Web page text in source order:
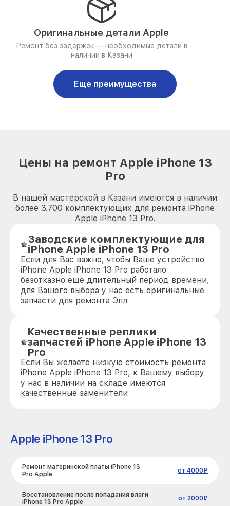
Оригинальные детали Apple
Ремонт без задержек — необходимые детали в
наличии в Казани
Еще преимущества
Цены на ремонт Apple iPhone 13
Pro
В нашей мастерской в Казани имеются в наличии
более 3.700 комплектующих для ремонта iPhone
Apple iPhone 13 Pro.
Заводские комплектующие для
iPhone Apple iPhone 13 Pro
Если для Вас важно, чтобы Ваше устройство
iPhone Apple iPhone 13 Pro работало
безотказно еще длительный период времени,
для Вашего выбора у нас есть оригинальные
запчасти для ремонта Эпл
Качественные реплики
запчастей iPhone Apple iPhone 13
Pro
Если Вы желаете низкую стоимость ремонта
iPhone Apple iPhone 13 Pro, к Вашему выбору
у нас в наличии на складе имеются
качественные заменители
Apple iPhone 13 Pro
Ремонт материнской платы iPhone 13
Pro Apple
от 4000₽
Восстановление после попадания влаги
iPhone 13 Pro Apple
от 2000₽